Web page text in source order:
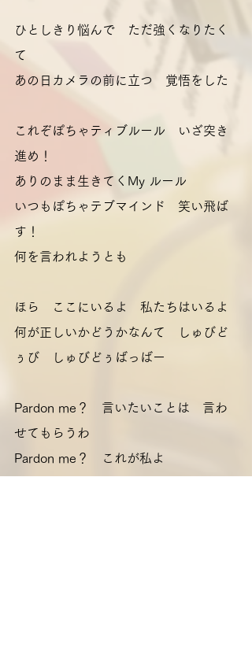
ひとしきり悩んで　ただ強くなりたく
て
あの日カメラの前に立つ　覚悟をした
これぞぽちゃティブルール　いざ突き
進め！
ありのまま生きてくMy ルール
いつもぽちゃテブマインド　笑い飛ば
す！
何を言われようとも
ほら　ここにいるよ　私たちはいるよ
何が正しいかどうかなんて　しゅびど
ぅび　しゅびどぅばっばー
Pardon me？　言いたいことは　言わ
せてもらうわ
Pardon me？　これが私よ